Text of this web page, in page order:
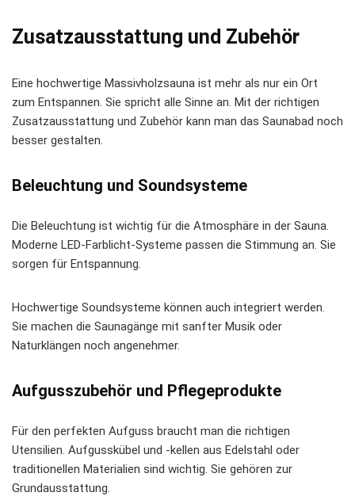
Zusatzausstattung und Zubehör
Eine hochwertige Massivholzsauna ist mehr als nur ein Ort
zum Entspannen. Sie spricht alle Sinne an. Mit der richtigen
Zusatzausstattung und Zubehör kann man das Saunabad noch
besser gestalten.
Beleuchtung und Soundsysteme
Die Beleuchtung ist wichtig für die Atmosphäre in der Sauna.
Moderne LED-Farblicht-Systeme passen die Stimmung an. Sie
sorgen für Entspannung.
Hochwertige Soundsysteme können auch integriert werden.
Sie machen die Saunagänge mit sanfter Musik oder
Naturklängen noch angenehmer.
Aufgusszubehör und Pflegeprodukte
Für den perfekten Aufguss braucht man die richtigen
Utensilien. Aufgusskübel und -kellen aus Edelstahl oder
traditionellen Materialien sind wichtig. Sie gehören zur
Grundausstattung.